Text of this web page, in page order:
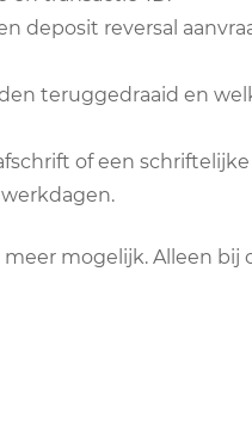
deposit reversal
teruggedraaid en
of een
mogelijk. Alleen bij